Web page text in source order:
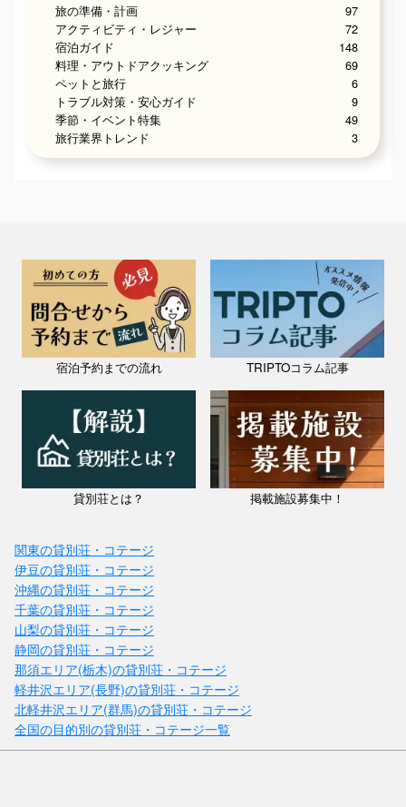
旅の準備・計画
97
アクティビティ・レジャー
72
宿泊ガイド
148
料理・アウトドアクッキング
69
ペットと旅行
6
トラブル対策・安心ガイド
9
季節・イベント特集
49
旅行業界トレンド
3
宿泊予約までの流れ TRIPTOコラム記事
貸別荘とは？ 掲載施設募集中！
関東の貸別荘・コテージ
伊豆の貸別荘・コテージ
沖縄の貸別荘・コテージ
千葉の貸別荘・コテージ
山梨の貸別荘・コテージ
静岡の貸別荘・コテージ
那須エリア(栃木)の貸別荘・コテージ
軽井沢エリア(長野)の貸別荘・コテージ
北軽井沢エリア(群馬)の貸別荘・コテージ
全国の目的別の貸別荘・コテージ一覧